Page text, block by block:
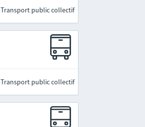
Transport public collectif
Transport public collectif